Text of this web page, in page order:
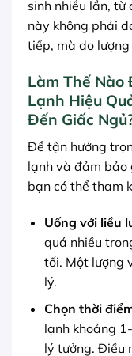
sinh nhiều lần,
này không phải
tiếp, mà do
Làm Thế Nào
Lạnh Hiệu
Đến Giấc
Để tận hưởng
lạnh và đảm bảo
bạn có thể tham
Uống với liều
quá nhiều
tối. Một lượng
lý.
Chọn thời
lạnh khoảng
lý tưởng. Điều